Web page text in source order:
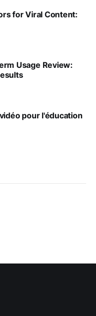
for Viral Content:
Usage Review:
pour l'éducation